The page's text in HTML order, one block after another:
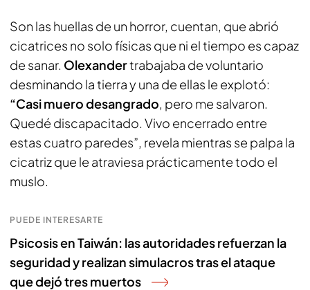
Son las huellas de un horror, cuentan, que abrió
cicatrices no solo físicas que ni el tiempo es capaz
de sanar. Olexandertrabajaba de voluntario
desminando la tierra y una de ellas le explotó:
“Casi muero desangrado, pero me salvaron.
Quedé discapacitado. Vivo encerrado entre
estas cuatro paredes”, revela mientras se palpa la
cicatriz que le atraviesa prácticamente todo el
muslo.
PUEDE INTERESARTE
Psicosis en Taiwán: las autoridades refuerzan la
seguridad y realizan simulacros tras el ataque
que dejó tres muertos